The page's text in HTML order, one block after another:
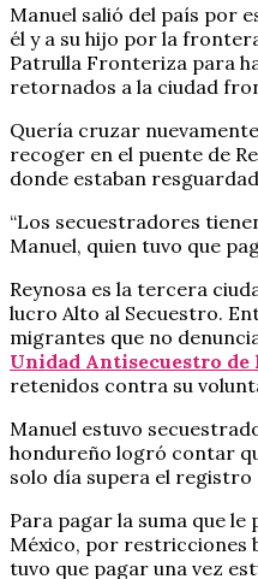
Manuel salió del país por
él y a su hijo por la
Patrulla Fronteriza para
retornados a la ciudad
Quería cruzar
recoger en el puente de
donde estaban
“Los secuestradores
Manuel, quien tuvo que
Reynosa es la tercera
lucro Alto al Secuestro.
migrantes que no
Unidad Antisecuestro de
retenidos contra su
Manuel estuvo
hondureño logró contar
solo día supera el
Para pagar la suma que
México, por restricciones
tuvo que pagar una vez